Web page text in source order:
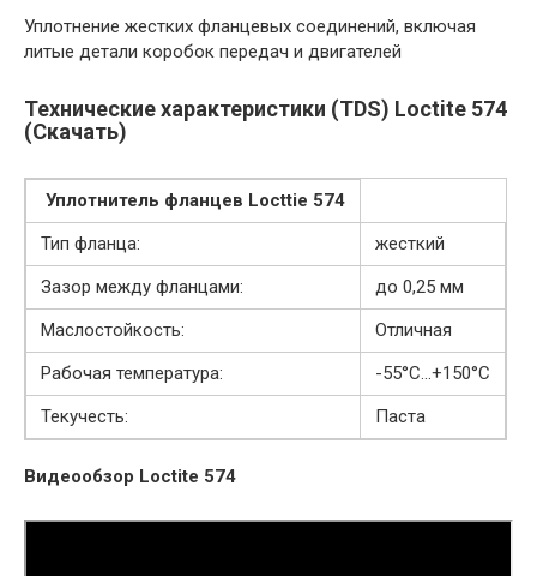
Уплотнение жестких фланцевых соединений, включая
литые детали коробок передач и двигателей
Технические характеристики (TDS) Loctite 574
(Скачать)
Уплотнитель фланцев Locttie 574
Тип фланца:
жесткий
Зазор между фланцами:
до 0,25 мм
Маслостойкость:
Отличная
Рабочая температура:
-55°С…+150°С
Текучесть:
Паста
Видеообзор Loctite 574